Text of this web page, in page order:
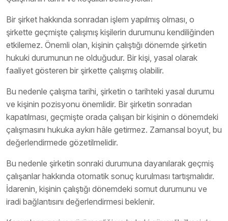
Bir şirket hakkında sonradan işlem yapılmış olması, o
şirkette geçmişte çalışmış kişilerin durumunu kendiliğinden
etkilemez. Önemli olan, kişinin çalıştığı dönemde şirketin
hukuki durumunun ne olduğudur. Bir kişi, yasal olarak
faaliyet gösteren bir şirkette çalışmış olabilir.
Bu nedenle çalışma tarihi, şirketin o tarihteki yasal durumu
ve kişinin pozisyonu önemlidir. Bir şirketin sonradan
kapatılması, geçmişte orada çalışan bir kişinin o dönemdeki
çalışmasını hukuka aykırı hâle getirmez. Zamansal boyut, bu
değerlendirmede gözetilmelidir.
Bu nedenle şirketin sonraki durumuna dayanılarak geçmiş
çalışanlar hakkında otomatik sonuç kurulması tartışmalıdır.
İdarenin, kişinin çalıştığı dönemdeki somut durumunu ve
iradi bağlantısını değerlendirmesi beklenir.